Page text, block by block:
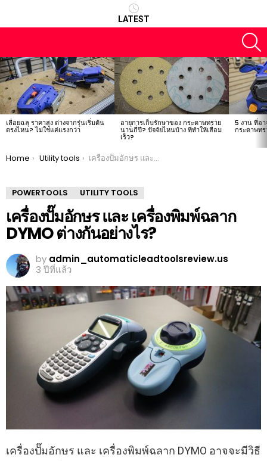
LATEST
LATEST
STORIES
เลื่อยฉลุ ราคาสูง ต่างจากรุ่นเริ่มต้น
ตรงไหน? ไม่ใช่แค่แรงกว่า
อายุการเก็บรักษาของ กระดาษทราย
นานกี่ปี? ปัจจัยไหนบ้าง ที่ทำให้เสื่อม
เร็ว?
5 งาน ที่อ
กระดาษท
You are here:
Home Utility tools เครื่องปั๊มอักษร และ เครื่องพิมพ์ฉลาก DYMO ต่างกันอย่างไร?
POWERTOOLS UTILITY TOOLS
เครื่องปั๊มอักษร และ เครื่องพิมพ์ฉลาก
DYMO ต่างกันอย่างไร?
by admin_automaticleadtoolsreview.us
3 ปีที่แล้ว
เครื่องปั๊มอักษร และ เครื่องพิมพ์ฉลาก DYMO อาจจะมีวิธี